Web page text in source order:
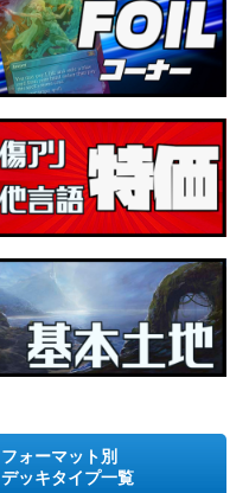
フォーマット別
デッキタイプ一覧